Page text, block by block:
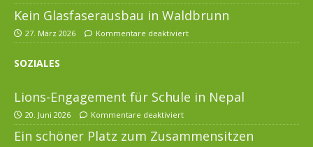
Kein Glasfaserausbau in Waldbrunn
27. März 2026 Kommentare deaktiviert
SOZIALES
Lions-Engagement für Schule in Nepal
20. Juni 2026 Kommentare deaktiviert
Ein schöner Platz zum Zusammensitzen